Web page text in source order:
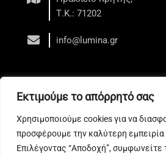
Εκτιμούμε το απόρρητό σας
Χρησιμοποιούμε cookies για να
προσφέρουμε την καλύτερη εμπειρία
Επιλέγοντας “Αποδοχή”,
Τ.Κ.: 71202
info@lumina.gr
Web development by All